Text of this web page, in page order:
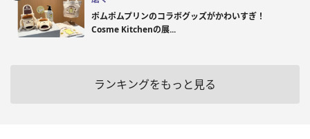
ポムポムプリンのコラボグッズがかわいすぎ！
Cosme Kitchenの展...
ランキングをもっと見る